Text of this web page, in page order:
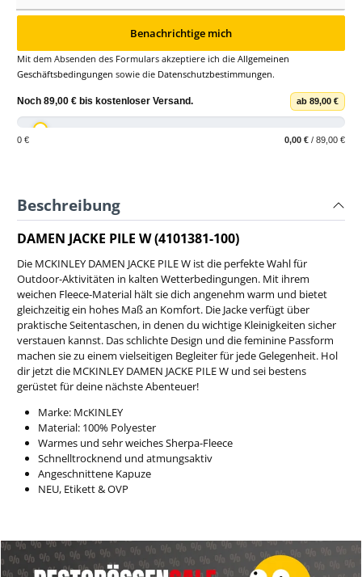
Benachrichtige mich
Mit dem Absenden des Formulars akzeptiere ich die Allgemeinen
Geschäftsbedingungen sowie die Datenschutzbestimmungen.
Noch 89,00 € bis kostenloser Versand. ab 89,00 €
0 € 0,00 € / 89,00 €
Beschreibung
DAMEN JACKE PILE W (4101381-100)
Die MCKINLEY DAMEN JACKE PILE W ist die perfekte Wahl für
Outdoor-Aktivitäten in kalten Wetterbedingungen. Mit ihrem
weichen Fleece-Material hält sie dich angenehm warm und bietet
gleichzeitig ein hohes Maß an Komfort. Die Jacke verfügt über
praktische Seitentaschen, in denen du wichtige Kleinigkeiten sicher
verstauen kannst. Das schlichte Design und die feminine Passform
machen sie zu einem vielseitigen Begleiter für jede Gelegenheit. Hol
dir jetzt die MCKINLEY DAMEN JACKE PILE W und sei bestens
gerüstet für deine nächste Abenteuer!
Marke: McKINLEY
Material: 100% Polyester
Warmes und sehr weiches Sherpa-Fleece
Schnelltrocknend und atmungsaktiv
Angeschnittene Kapuze
NEU, Etikett & OVP